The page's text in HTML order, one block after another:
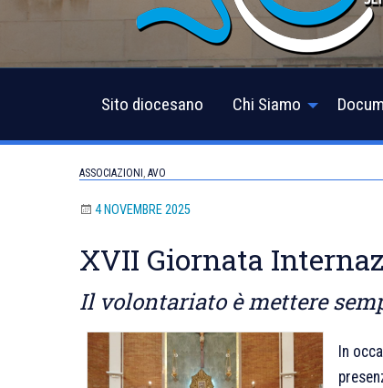
Sito diocesano Chi Siamo
ASSOCIAZIONI , AVO
4 NOVEMBRE 2025
XVII Giornata
Il volontariato è mettere
In